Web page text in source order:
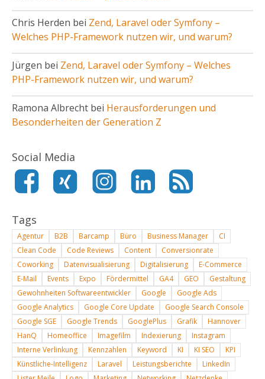
Chris Herden bei Zend, Laravel oder Symfony –
Welches PHP-Framework nutzen wir, und warum?
Jürgen bei Zend, Laravel oder Symfony – Welches
PHP-Framework nutzen wir, und warum?
Ramona Albrecht bei Herausforderungen und
Besonderheiten der Generation Z
Social Media
Tags
Agentur B2B Barcamp Büro Business Manager
CI
Clean Code
Code Reviews Content
Conversionrate
Coworking
Datenvisualisierung Digitalisierung
E-Commerce
E-Mail
Events Expo Fördermittel GA4 GEO
Gestaltung
Gewohnheiten Softwareentwickler
Google
Google Ads
Google Analytics
Google Core Update
Google Search Console
Google SGE
Google Trends GooglePlus Grafik
Hannover
HanQ
Homeoffice Imagefilm Indexierung
Instagram
Interne Verlinkung
Kennzahlen Keyword KI KI SEO
KPI
Künstliche-Intelligenz
Laravel Leistungsberichte
LinkedIn